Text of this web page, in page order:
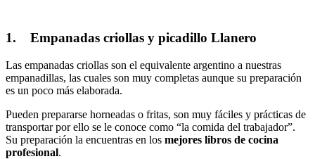
1. Empanadas criollas y picadillo Llanero
Las empanadas criollas son el equivalente argentino a nuestras
empanadillas, las cuales son muy completas aunque su preparación
es un poco más elaborada.
Pueden prepararse horneadas o fritas, son muy fáciles y prácticas de
transportar por ello se le conoce como “la comida del trabajador”.
Su preparación la encuentras en los mejores libros de cocina
profesional.